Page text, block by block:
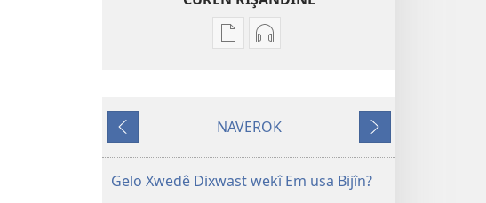
Cûrên
Hîn
Kʹitêba
Pîroz?
Cûrên
Hîn
Kʹitêba
Pîroz?
Pêşiya
vê
NAVEROK
Ya
din
Gelo Xwedê Dixwast wekî Em usa Bijîn?